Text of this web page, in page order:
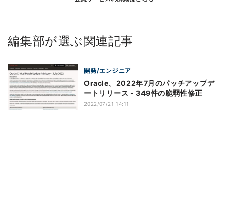
編集部が選ぶ関連記事
開発/エンジニア
Oracle、2022年7月のパッチアップデ
ートリリース - 349件の脆弱性修正
2022/07/21 14:11